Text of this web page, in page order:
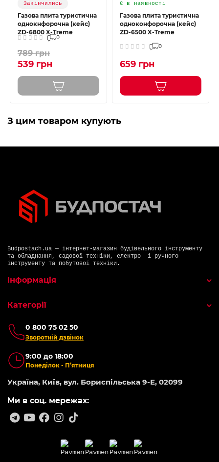
Закінчились
Газова плита туристична
однокнфорочна (кейс)
ZD-6800 X-Treme
0
789 грн
539 грн
Є в наявності
Газова плита туристична
одноконфорочна (кейс)
ZD-6500 X-Treme
0
659 грн
З цим товаром купують
Budpostach.ua — інтернет-магазин будівельного інструменту
та обладнання, садової техніки, електро- і ручного
інструменту та побутової техніки.
0 800 75 02 50
Зворотній дзвінок
9:00 до 18:00
Понеділок - П’ятниця
Україна, Київ, вул. Бориспільська 9-Е, 02099
Ми в соц. мережах:
Інформація
Категорії